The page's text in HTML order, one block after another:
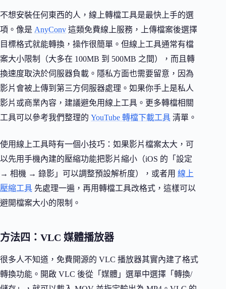
不想安裝任何東西的人，線上轉檔工具是最快上手的選
項。像是 AnyConv 這類免費線上服務，上傳檔案後選擇
目標格式就能轉換，操作很簡單。但線上工具通常有檔
案大小限制（大多在 100MB 到 500MB 之間），而且轉
換速度取決於伺服器負載。隱私方面也需要留意，因為
影片會被上傳到第三方伺服器處理。如果你手上是私人
影片或商業內容，建議避免用線上工具。更多轉檔相關
工具可以參考我們整理的 YouTube 轉檔下載工具 清單。
使用線上工具時有一個小技巧：如果影片檔案太大，可
以先用手機內建的壓縮功能把影片縮小（iOS 的「設定
→ 相機 → 錄影」可以調整預設解析度），或者用 線上
壓縮工具 先處理一遍，再用轉檔工具改格式，這樣可以
避開檔案大小的限制。
方法四：VLC 媒體播放器
很多人不知道，免費開源的 VLC 播放器其實內建了格式
轉換功能。開啟 VLC 後從「媒體」選單中選擇「轉換/